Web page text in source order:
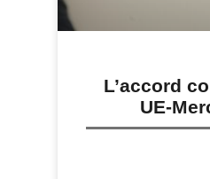
L’accord
UE-